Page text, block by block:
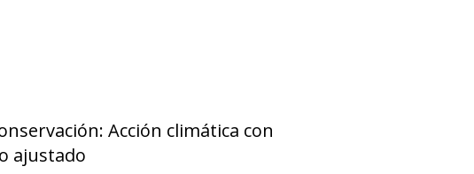
Acción climática con
ajustado